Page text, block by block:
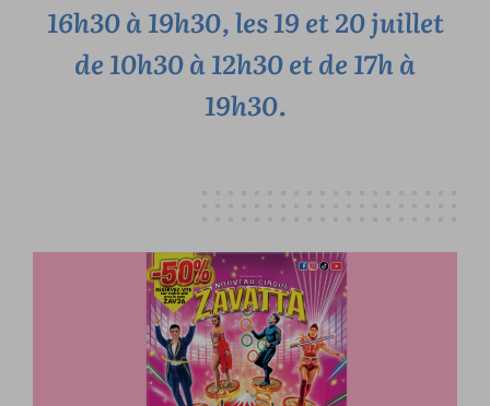
16h30 à 19h30, les 19 et 20 juillet
de 10h30 à 12h30 et de 17h à
19h30.